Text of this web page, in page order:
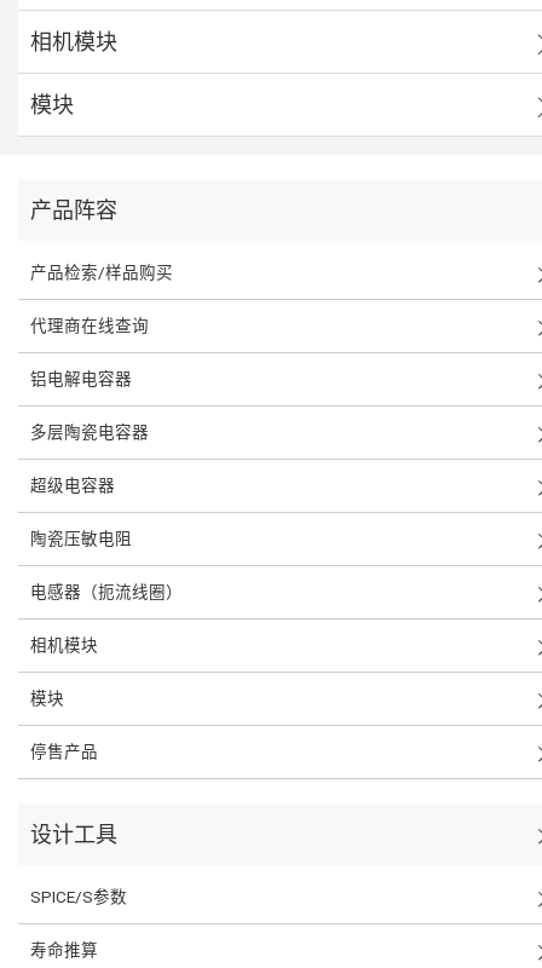
相机模块
模块
产品阵容
产品检索/样品购买
代理商在线查询
铝电解电容器
多层陶瓷电容器
超级电容器
陶瓷压敏电阻
电感器（扼流线圈）
相机模块
模块
停售产品
设计工具
SPICE/S参数
寿命推算